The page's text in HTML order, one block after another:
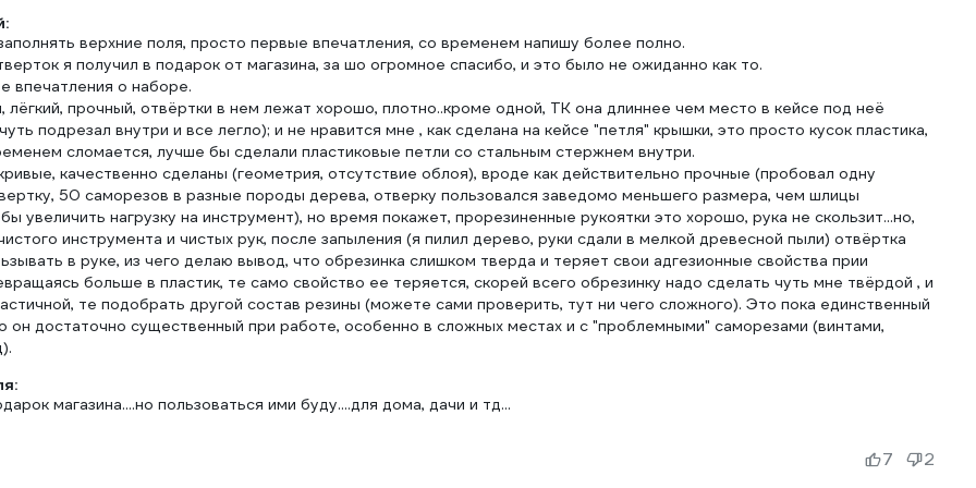
верхние поля, просто первые впечатления, со временем напишу более полно.
я получил в подарок от магазина, за шо огромное спасибо, и это было не ожиданно как то.
впечатления о наборе.
лёгкий, прочный, отвёртки в нем лежат хорошо, плотно..кроме одной, ТК она длиннее чем место в кейсе под неё
подрезал внутри и все легло); и не нравится мне , как сделана на кейсе "петля" крышки, это просто кусок пластика,
сломается, лучше бы сделали пластиковые петли со стальным стержнем внутри.
качественно сделаны (геометрия, отсутствие облоя), вроде как действительно прочные (пробовал одну
50 саморезов в разные породы дерева, отверку пользовался заведомо меньшего размера, чем шлицы
увеличить нагрузку на инструмент), но время покажет, прорезиненные рукоятки это хорошо, рука не скользит...но,
инструмента и чистых рук, после запыления (я пилил дерево, руки сдали в мелкой древесной пыли) отвёртка
в руке, из чего делаю вывод, что обрезинка слишком тверда и теряет свои адгезионные свойства прии
больше в пластик, те само свойство ее теряется, скорей всего обрезинку надо сделать чуть мне твёрдой , и
те подобрать другой состав резины (можете сами проверить, тут ни чего сложного). Это пока единственный
он достаточно существенный при работе, особенно в сложных местах и с "проблемными" саморезами (винтами,
магазина....но пользоваться ими буду....для дома, дачи и тд...
7 2